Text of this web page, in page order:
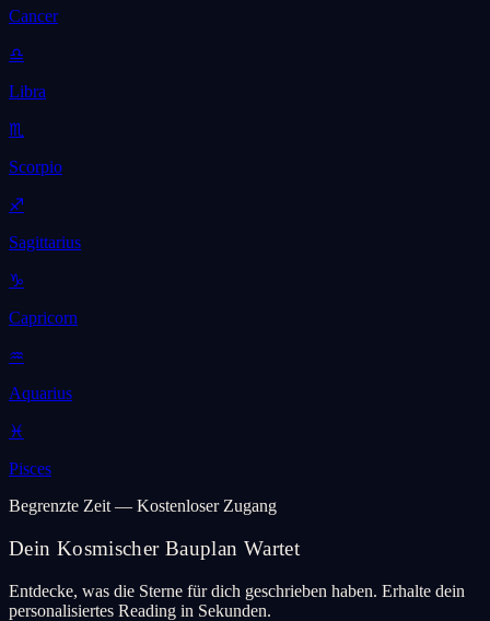
Cancer
♎
Libra
♏
Scorpio
♐
Sagittarius
♑
Capricorn
♒
Aquarius
♓
Pisces
Begrenzte Zeit — Kostenloser Zugang
Dein Kosmischer Bauplan Wartet
Entdecke, was die Sterne für dich geschrieben haben. Erhalte dein
personalisiertes Reading in Sekunden.